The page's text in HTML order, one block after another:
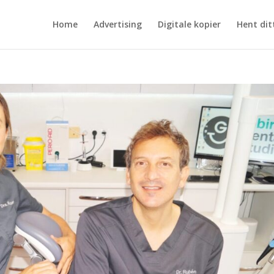
Home Advertising Digitale kopier Hent